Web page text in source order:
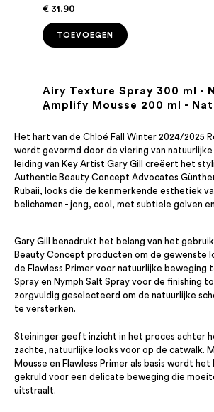
€ 31.90
TOEVOEGEN
Airy Texture Spray 300 ml -
textuurspray voor haar
...
...
€ 32.90
Amplify Mousse 200 ml -
Bevat hitte bescherming
...
€ 32.90
zoutspray voor haar
...
Met hittebescherming tot 230
...
TOEVOEGEN
Indulging Fluid Oil 100ml –
glans & pluisbeheersing
...
Veelzijdige lichte droge olie
authentieke, glanzende finish
haartypes.
...
TOEVOEGEN
Het hart van de Chloé Fall Winter 2024/2025
wordt gevormd door de viering van natuurlijke
leiding van Key Artist Gary Gill creëert het
Authentic Beauty Concept Advocates
Rubaii, looks die de kenmerkende esthetiek
belichamen - jong, cool, met subtiele golven
Gary Gill benadrukt het belang van het
Beauty Concept producten om de gewenste
de Flawless Primer voor natuurlijke beweging
Spray en Nymph Salt Spray voor de finishing
zorgvuldig geselecteerd om de natuurlijke
te versterken.
Steininger geeft inzicht in het proces achter
zachte, natuurlijke looks voor op de catwalk.
Mousse en Flawless Primer als basis wordt
gekruld voor een delicate beweging die
uitstraalt.